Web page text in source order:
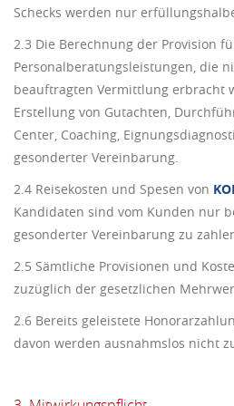
Schecks werden nur
2.3 Die Berechnung der Provision
Personalberatungsleistungen, die
beauftragten Vermittlung erbracht
Erstellung von Gutachten,
Center, Coaching,
gesonderter Vereinbarung.
2.4 Reisekosten und Spesen von
Kandidaten sind vom Kunden nur
gesonderter Vereinbarung zu
2.5 Sämtliche Provisionen und
zuzüglich der gesetzlichen
2.6 Bereits geleistete
davon werden ausnahmslos nicht